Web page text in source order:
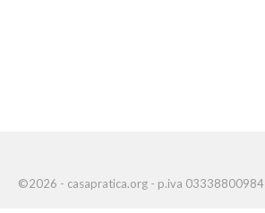
©2026 - casapratica.org - p.iva 03338800984